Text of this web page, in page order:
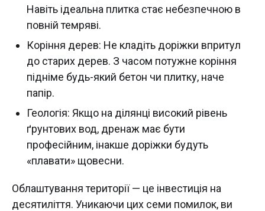
Навіть ідеальна плитка стає небезпечною в
повній темряві.
Коріння дерев: Не кладіть доріжки впритул
до старих дерев. З часом потужне коріння
підніме будь-який бетон чи плитку, наче
папір.
Геологія: Якщо на ділянці високий рівень
ґрунтових вод, дренаж має бути
професійним, інакше доріжки будуть
«плавати» щовесни.
Облаштування території — це інвестиція на
десятиліття. Уникаючи цих семи помилок, ви